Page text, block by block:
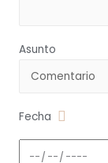
Asunto
Fecha